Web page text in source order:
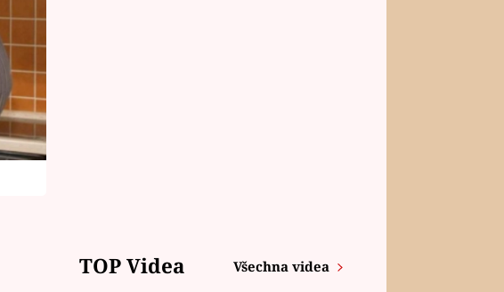
TOP Videa Všechna videa